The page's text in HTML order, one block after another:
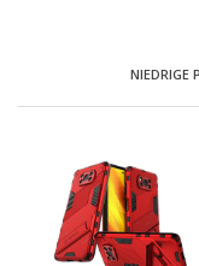
NIEDRIGE